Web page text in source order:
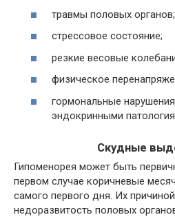
травмы половых органов;
стрессовое состояние;
резкие весовые
физическое
гормональные
эндокринными
Скудные
Гипоменорея может быть
первом случае коричневые
самого первого дня. Их
недоразвитость половых